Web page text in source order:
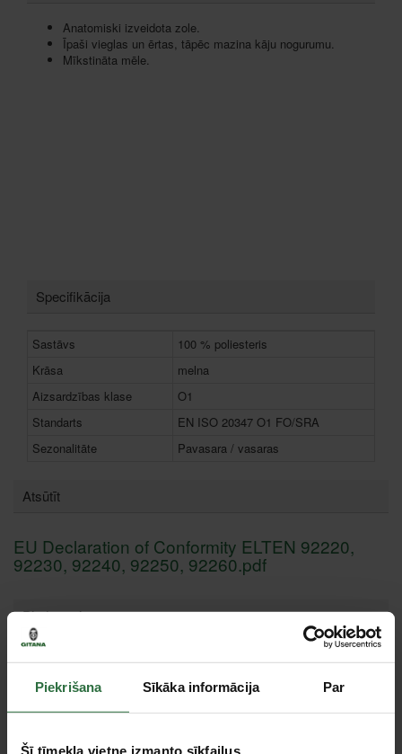
Piekrišana Sīkāka informācija Par
Šī tīmekļa vietne izmanto sīkfailus
Anatomiski izveidota zole.
Īpaši vieglas un ērtas, tāpēc mazina kāju nogurumu.
Mīkstināta mēle.
Specifikācija
Sastāvs
100 % poliesteris
Krāsa
melna
Aizsardzības klase
O1
Standarts
EN ISO 20347 O1 FO/SRA
Sezonalitāte
Pavasara / vasaras
Atsūtīt
EU Declaration of Conformity ELTEN 92220,
92230, 92240, 92250, 92260.pdf
Piederumi